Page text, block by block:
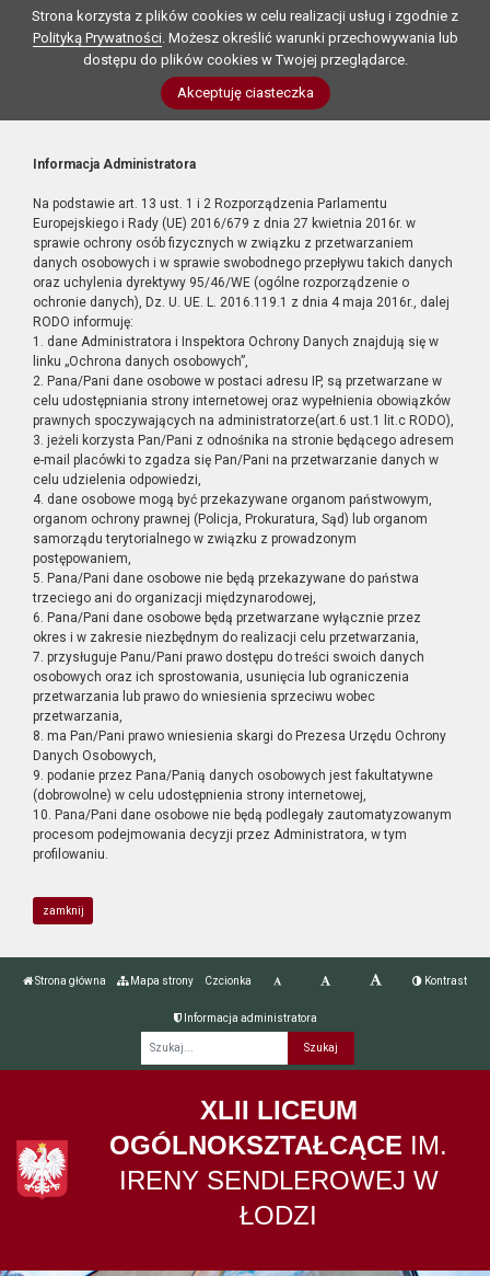
Strona korzysta z plików cookies w celu realizacji usług i zgodnie z
Polityką Prywatności. Możesz określić warunki przechowywania lub
dostępu do plików cookies w Twojej przeglądarce.
Akceptuję ciasteczka
Informacja Administratora
Na podstawie art. 13 ust. 1 i 2 Rozporządzenia Parlamentu
Europejskiego i Rady (UE) 2016/679 z dnia 27 kwietnia 2016r. w
sprawie ochrony osób fizycznych w związku z przetwarzaniem
danych osobowych i w sprawie swobodnego przepływu takich danych
oraz uchylenia dyrektywy 95/46/WE (ogólne rozporządzenie o
ochronie danych), Dz. U. UE. L. 2016.119.1 z dnia 4 maja 2016r., dalej
RODO informuję:
1. dane Administratora i Inspektora Ochrony Danych znajdują się w
linku „Ochrona danych osobowych”,
2. Pana/Pani dane osobowe w postaci adresu IP, są przetwarzane w
celu udostępniania strony internetowej oraz wypełnienia obowiązków
prawnych spoczywających na administratorze(art.6 ust.1 lit.c RODO),
3. jeżeli korzysta Pan/Pani z odnośnika na stronie będącego adresem
e-mail placówki to zgadza się Pan/Pani na przetwarzanie danych w
celu udzielenia odpowiedzi,
4. dane osobowe mogą być przekazywane organom państwowym,
organom ochrony prawnej (Policja, Prokuratura, Sąd) lub organom
samorządu terytorialnego w związku z prowadzonym
postępowaniem,
5. Pana/Pani dane osobowe nie będą przekazywane do państwa
trzeciego ani do organizacji międzynarodowej,
6. Pana/Pani dane osobowe będą przetwarzane wyłącznie przez
okres i w zakresie niezbędnym do realizacji celu przetwarzania,
7. przysługuje Panu/Pani prawo dostępu do treści swoich danych
osobowych oraz ich sprostowania, usunięcia lub ograniczenia
przetwarzania lub prawo do wniesienia sprzeciwu wobec
przetwarzania,
8. ma Pan/Pani prawo wniesienia skargi do Prezesa Urzędu Ochrony
Danych Osobowych,
9. podanie przez Pana/Panią danych osobowych jest fakultatywne
(dobrowolne) w celu udostępnienia strony internetowej,
10. Pana/Pani dane osobowe nie będą podlegały zautomatyzowanym
procesom podejmowania decyzji przez Administratora, w tym
profilowaniu.
zamknij
Strona główna Mapa strony Czcionka Kontrast
Informacja administratora
XLII LICEUM
OGÓLNOKSZTAŁCĄCE IM.
IRENY SENDLEROWEJ W
ŁODZI